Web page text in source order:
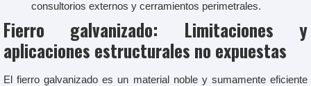
consultorios externos y cerramientos perimetrales.
Fierro galvanizado: Limitaciones y
aplicaciones estructurales no expuestas
El fierro galvanizado es un material noble y sumamente eficiente